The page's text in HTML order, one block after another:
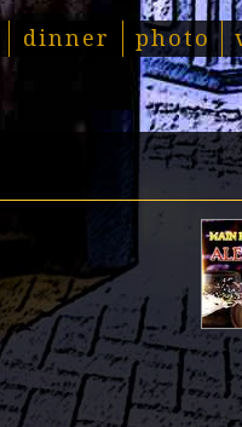
dinner photo